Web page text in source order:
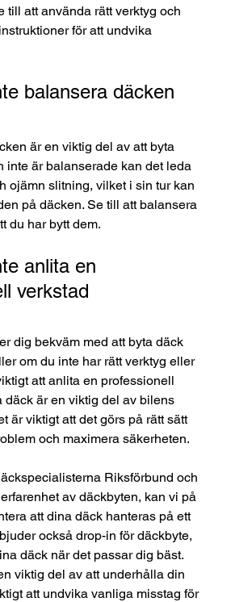
till att använda rätt verktyg och
för att undvika
balansera däcken
är en viktig del av att byta
inte är balanserade kan det leda
ojämn slitning, vilket i sin tur kan
på däcken. Se till att balansera
du har bytt dem.
anlita en
verkstad
dig bekväm med att byta däck
om du inte har rätt verktyg eller
att anlita en professionell
däck är en viktig del av bilens
är viktigt att det görs på rätt sätt
och maximera säkerheten.
Riksförbund och
av däckbyten, kan vi på
att dina däck hanteras på ett
också drop-in för däckbyte,
däck när det passar dig bäst.
viktig del av att underhålla din
att undvika vanliga misstag för